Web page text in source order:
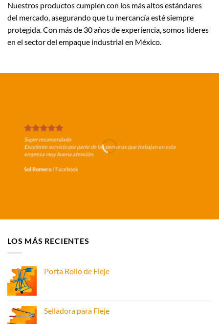
Nuestros productos cumplen con los más altos estándares
del mercado, asegurando que tu mercancía esté siempre
protegida. Con más de 30 años de experiencia, somos líderes
en el sector del empaque industrial en México.
Super recomendado
Excelente servicio por parte de las personas que trabajan en esta
empresa muy buena atención.
Sol Romero/Facebook
LOS MÁS RECIENTES
Porta Rollo de Fleje
Selladora para Fleje